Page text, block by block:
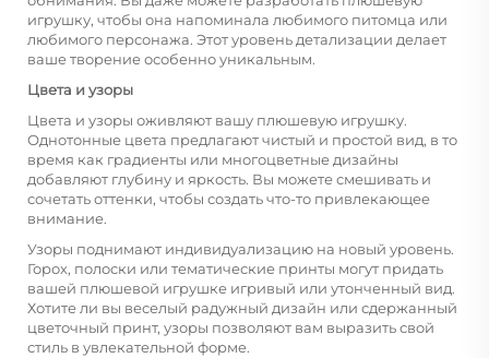
игрушку, чтобы она напоминала любимого питомца или
любимого персонажа. Этот уровень детализации делает
ваше творение особенно уникальным.
Цвета и узоры
Цвета и узоры оживляют вашу плюшевую игрушку.
Однотонные цвета предлагают чистый и простой вид, в то
время как градиенты или многоцветные дизайны
добавляют глубину и яркость. Вы можете смешивать и
сочетать оттенки, чтобы создать что-то привлекающее
внимание.
Узоры поднимают индивидуализацию на новый уровень.
Горох, полоски или тематические принты могут придать
вашей плюшевой игрушке игривый или утонченный вид.
Хотите ли вы веселый радужный дизайн или сдержанный
цветочный принт, узоры позволяют вам выразить свой
стиль в увлекательной форме.